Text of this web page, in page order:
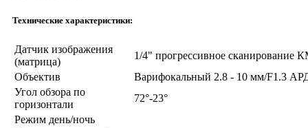
Технические характеристики:
Датчик изображения
(матрица)
1/4" прогрессивное сканирование
Oбъектив
Варифокальный 2.8 - 10 мм/F1.3
Угол обзора по
горизонтали
72°-23°
Режим день/ночь